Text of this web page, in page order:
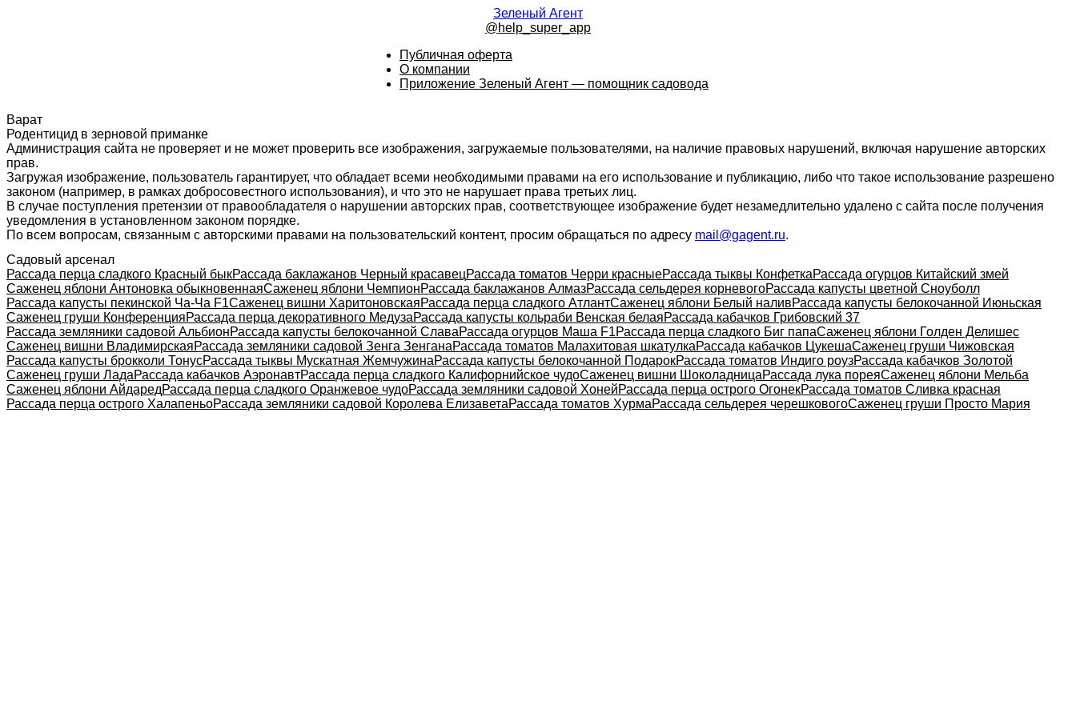
Зеленый Агент
@help_super_app
Публичная оферта
О компании
Приложение Зеленый Агент — помощник садовода
Варат
Родентицид в зерновой приманке
Администрация сайта не проверяет и не может проверить все изображения, загружаемые пользователями, на наличие правовых нарушений, включая нарушение авторских
прав.
Загружая изображение, пользователь гарантирует, что обладает всеми необходимыми правами на его использование и публикацию, либо что такое использование разрешено
законом (например, в рамках добросовестного использования), и что это не нарушает права третьих лиц.
В случае поступления претензии от правообладателя о нарушении авторских прав, соответствующее изображение будет незамедлительно удалено с сайта после получения
уведомления в установленном законом порядке.
По всем вопросам, связанным с авторскими правами на пользовательский контент, просим обращаться по адресу mail@gagent.ru.
Садовый арсенал
Рассада перца сладкого Красный быкРассада баклажанов Черный красавецРассада томатов Черри красныеРассада тыквы КонфеткаРассада огурцов Китайский змей
Саженец яблони Антоновка обыкновеннаяСаженец яблони ЧемпионРассада баклажанов АлмазРассада сельдерея корневогоРассада капусты цветной Сноуболл
Рассада капусты пекинской Ча-Ча F1Саженец вишни ХаритоновскаяРассада перца сладкого АтлантСаженец яблони Белый наливРассада капусты белокочанной Июньская
Саженец груши КонференцияРассада перца декоративного МедузаРассада капусты кольраби Венская белаяРассада кабачков Грибовский 37
Рассада земляники садовой АльбионРассада капусты белокочанной СлаваРассада огурцов Маша F1Рассада перца сладкого Биг папаСаженец яблони Голден Делишес
Саженец вишни ВладимирскаяРассада земляники садовой Зенга ЗенганаРассада томатов Малахитовая шкатулкаРассада кабачков ЦукешаСаженец груши Чижовская
Рассада капусты брокколи ТонусРассада тыквы Мускатная ЖемчужинаРассада капусты белокочанной ПодарокРассада томатов Индиго роузРассада кабачков Золотой
Саженец груши ЛадаРассада кабачков АэронавтРассада перца сладкого Калифорнийское чудоСаженец вишни ШоколадницаРассада лука пореяСаженец яблони Мельба
Саженец яблони АйдаредРассада перца сладкого Оранжевое чудоРассада земляники садовой ХонейРассада перца острого ОгонекРассада томатов Сливка красная
Рассада перца острого ХалапеньоРассада земляники садовой Королева ЕлизаветаРассада томатов ХурмаРассада сельдерея черешковогоСаженец груши Просто Мария